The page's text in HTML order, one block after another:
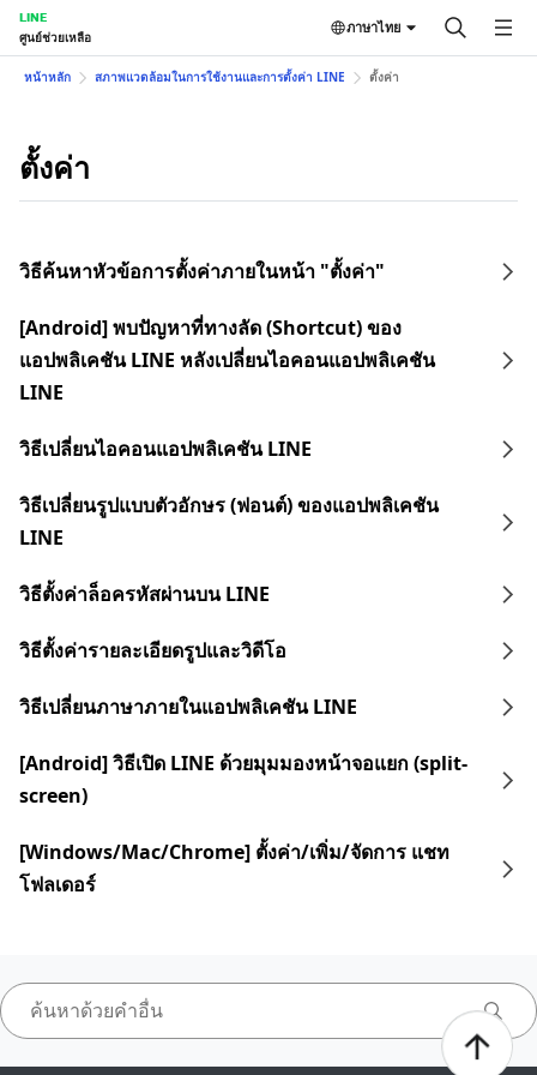
LINE
ศูนย์ช่วยเหลือ
ภาษาไทย
หน้าหลัก สภาพแวดล้อมในการใช้งานและการตั้งค่า LINE ตั้งค่า
ตั้งค่า
วิธีค้นหาหัวข้อการตั้งค่าภายในหน้า "ตั้งค่า"
[Android] พบปัญหาที่ทางลัด (Shortcut) ของ
แอปพลิเคชัน LINE หลังเปลี่ยนไอคอนแอปพลิเคชัน
LINE
วิธีเปลี่ยนไอคอนแอปพลิเคชัน LINE
วิธีเปลี่ยนรูปแบบตัวอักษร (ฟอนต์) ของแอปพลิเคชัน
LINE
วิธีตั้งค่าล็อครหัสผ่านบน LINE
วิธีตั้งค่ารายละเอียดรูปและวิดีโอ
วิธีเปลี่ยนภาษาภายในแอปพลิเคชัน LINE
[Android] วิธีเปิด LINE ด้วยมุมมองหน้าจอแยก (split-
screen)
[Windows/Mac/Chrome] ตั้งค่า/เพิ่ม/จัดการ แชท
โฟลเดอร์